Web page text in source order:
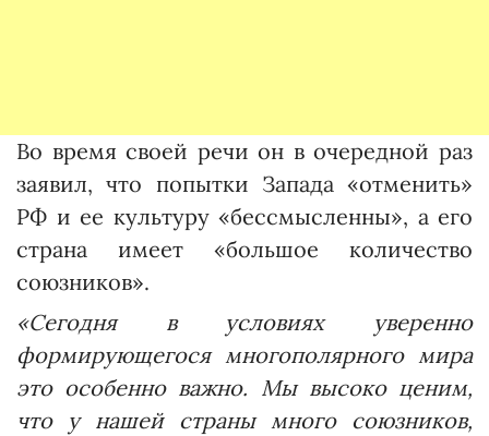
Во время своей речи он в очередной раз
заявил, что попытки Запада «отменить»
РФ и ее культуру «бессмысленны», а его
страна имеет «большое количество
союзников».
«Сегодня в условиях уверенно
формирующегося многополярного мира
это особенно важно. Мы высоко ценим,
что у нашей страны много союзников,